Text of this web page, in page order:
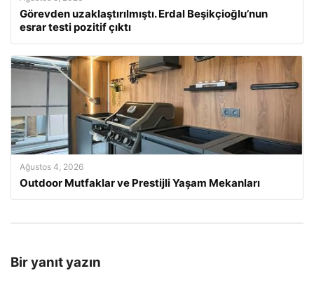
Görevden uzaklaştırılmıştı. Erdal Beşikçioğlu’nun
esrar testi pozitif çıktı
Ağustos 4, 2026
Outdoor Mutfaklar ve Prestijli Yaşam Mekanları
Bir yanıt yazın